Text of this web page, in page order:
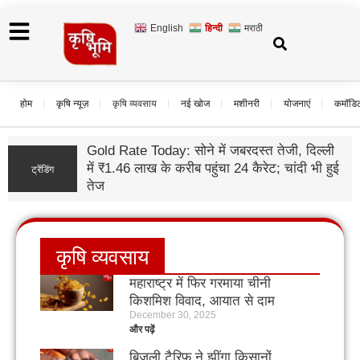
English हिन्दी मराठी
होम कृषि न्यूज़ कृषि व्यवसाय नई खोज मशीनरी योजनाएं
ट्रेंडिंग
Gold Rate Today: सोने में जबरदस्त तेजी, दिल्ली
में ₹1.46 लाख के करीब पहुंचा 24 कैरेट; चांदी भी हुई
तेज
कृषि व्यवसाय
महाराष्ट्र में फिर गरमाया चीनी
किशमिश विवाद, आयात से दाम
धड़ाम
December 30, 2025
और पढ़ें
बिजली टैरिफ ने झींगा किसानों